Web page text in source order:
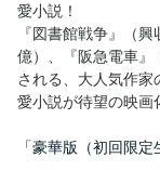
愛小説！
『図書館戦争』（
億）、『阪急電車』
される、大人気作家
愛小説が待望の映画
「豪華版（初回限